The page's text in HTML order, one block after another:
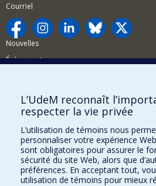
Courriel
Nouvelles
Événements
BESOIN D'AIDE?
Plan du site
Signaler une erreur
Accessibilité
FACULTÉ DES ARTS ET DES SCIENCES
L’UdeM reconnaît
respecter la vie privée
L’utilisation de témoins nous
personnaliser votre expérience
sont obligatoires pour assurer le
sécurité du site Web, alors que
préférences. En acceptant tout,
utilisation de témoins pour mieux